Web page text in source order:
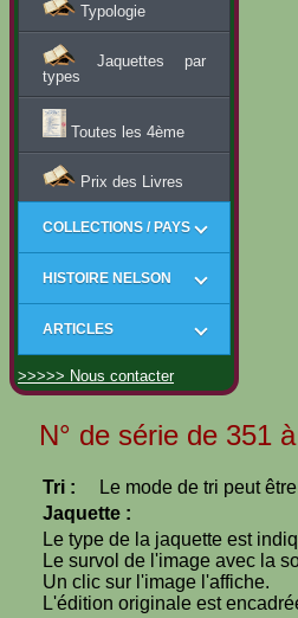
Typologie
Jaquettes par
types
Toutes les 4ème
Prix des Livres
COLLECTIONS / PAYS
HISTOIRE NELSON
ARTICLES
>>>>> Nous contacter
N° de série de 351
Tri :
Le mode de tri peut
Jaquette :
Le type de la jaquette est
Le survol de l'image avec la
Un clic sur l'image l'affiche.
L'édition originale est